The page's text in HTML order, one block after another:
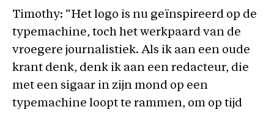
Timothy: “Het logo is nu geïnspireerd op de
typemachine, toch het werkpaard van de
vroegere journalistiek. Als ik aan een oude
krant denk, denk ik aan een redacteur, die
met een sigaar in zijn mond op een
typemachine loopt te rammen, om op tijd